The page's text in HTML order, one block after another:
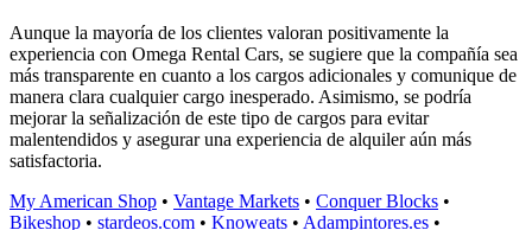
Aunque la mayoría de los clientes valoran positivamente la
experiencia con Omega Rental Cars, se sugiere que la compañía sea
más transparente en cuanto a los cargos adicionales y comunique de
manera clara cualquier cargo inesperado. Asimismo, se podría
mejorar la señalización de este tipo de cargos para evitar
malentendidos y asegurar una experiencia de alquiler aún más
satisfactoria.
My American Shop • Vantage Markets • Conquer Blocks •
Bikeshop • stardeos.com • Knoweats • Adampintores.es •